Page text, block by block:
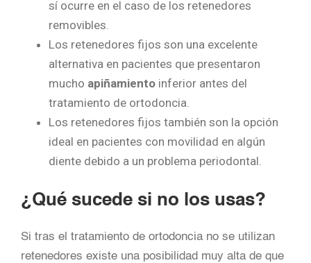
sí ocurre en el caso de los retenedores
removibles.
Los retenedores fijos son una excelente
alternativa en pacientes que presentaron
mucho apiñamiento inferior antes del
tratamiento de ortodoncia.
Los retenedores fijos también son la opción
ideal en pacientes con movilidad en algún
diente debido a un problema periodontal.
¿Qué sucede si no los usas?
Si tras el tratamiento de ortodoncia no se utilizan
retenedores existe una posibilidad muy alta de que